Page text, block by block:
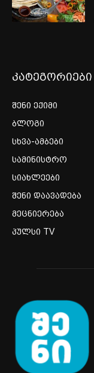
კატეგორიები
შენი ექიმი
ბლოგი
სხვა-ამბები
სამინისტრო
სიახლეები
შენი დაავადება
მეცნიერება
პულსი TV